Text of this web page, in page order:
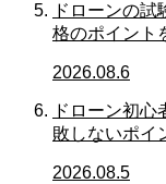
ドローンの
格のポイント
2026.08.6
ドローン初
敗しないポイ
2026.08.5